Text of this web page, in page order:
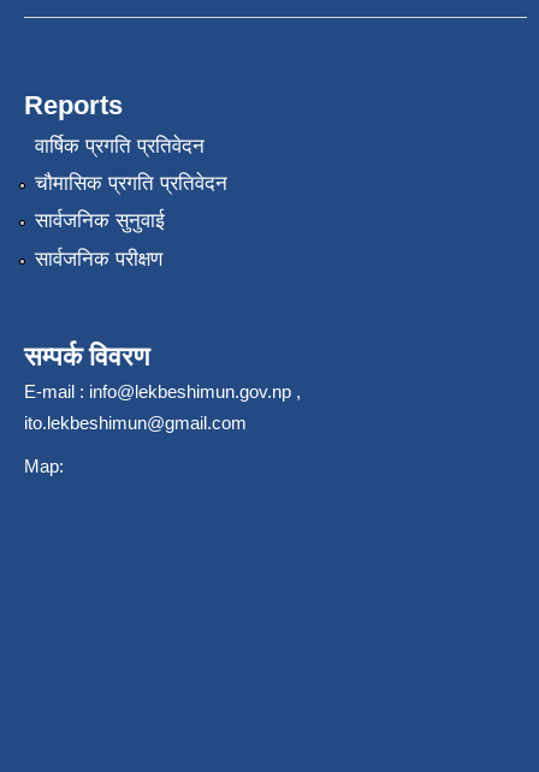
Reports
वार्षिक प्रगति प्रतिवेदन
चौमासिक प्रगति प्रतिवेदन
सार्वजनिक सुनुवाई
सार्वजनिक परीक्षण
सम्पर्क विवरण
E-mail : info@lekbeshimun.gov.np ,
ito.lekbeshimun@gmail.com
Map: